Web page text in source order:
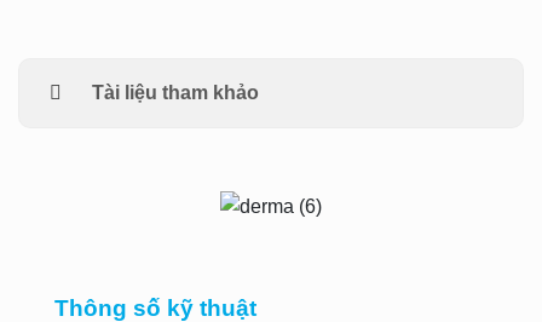
Tài liệu tham khảo
Thông số kỹ thuật